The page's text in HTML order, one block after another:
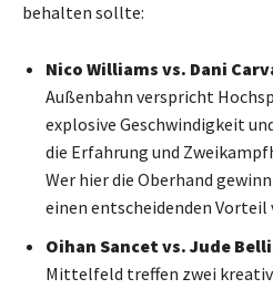
behalten sollte:
Nico Williams vs. Dani
Außenbahn verspricht
explosive Geschwindigkeit
die Erfahrung und
Wer hier die Oberhand
einen entscheidenden Vorteil
Oihan Sancet vs. Jude
Mittelfeld treffen zwei